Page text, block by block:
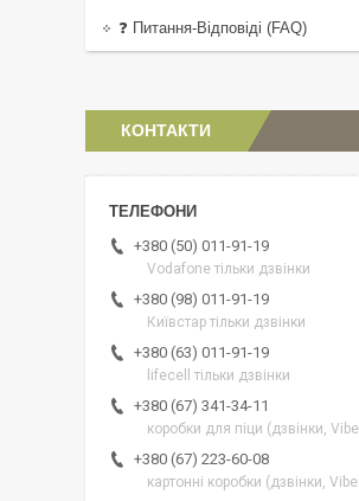
❓ Питання-Відповіді (FAQ)
КОНТАКТИ
+380 (50) 011-91-19
Vodafone тільки дзвінки
+380 (98) 011-91-19
Київстар тільки дзвінки
+380 (63) 011-91-19
lifecell тільки дзвінки
+380 (67) 341-34-11
коробки для піци (дзвінки,
+380 (67) 223-60-08
картонні коробки (дзвінки,